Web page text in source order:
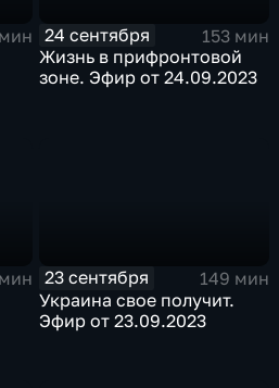
24 сентября
153 мин
Жизнь в прифронтовой
зоне. Эфир от 24.09.2023
23 сентября
149 мин
Украина свое получит.
Эфир от 23.09.2023